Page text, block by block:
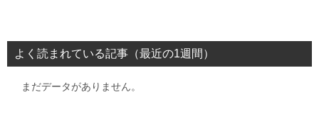
よく読まれている記事（最近の1週間）
まだデータがありません。